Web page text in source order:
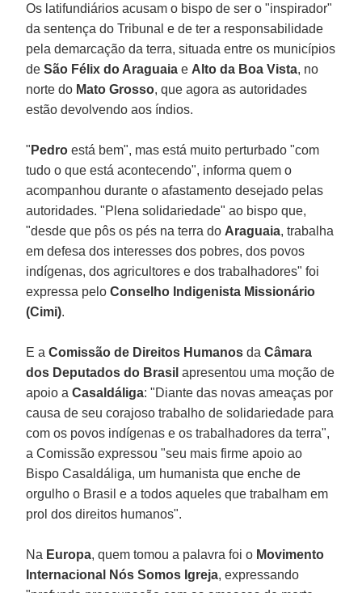
Os latifundiários acusam o bispo de ser o "inspirador"
da sentença do Tribunal e de ter a responsabilidade
pela demarcação da terra, situada entre os municípios
deSão Félix do Araguaiae Alto da Boa Vista, no
norte do Mato Grosso, que agora as autoridades
estão devolvendo aos índios.
" Pedroestá bem", mas está muito perturbado "com
tudo o que está acontecendo", informa quem o
acompanhou durante o afastamento desejado pelas
autoridades. "Plena solidariedade" ao bispo que,
"desde que pôs os pés na terra do Araguaia, trabalha
em defesa dos interesses dos pobres, dos povos
indígenas, dos agricultores e dos trabalhadores" foi
expressa peloConselho Indigenista Missionário
(Cimi).
E aComissão de Direitos HumanosdaCâmara
dos Deputados do Brasilapresentou uma moção de
apoio aCasaldáliga: "Diante das novas ameaças por
causa de seu corajoso trabalho de solidariedade para
com os povos indígenas e os trabalhadores da terra",
a Comissão expressou "seu mais firme apoio ao
Bispo Casaldáliga, um humanista que enche de
orgulho o Brasil e a todos aqueles que trabalham em
prol dos direitos humanos".
Na Europa, quem tomou a palavra foi o Movimento
Internacional Nós Somos Igreja, expressando